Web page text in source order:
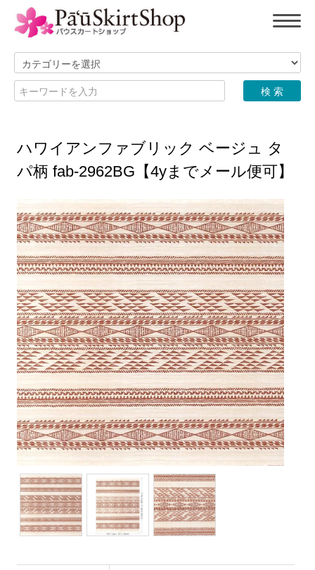
ハワイアンファブリック ベージュ タ
パ柄 fab-2962BG【4yまでメール便可】